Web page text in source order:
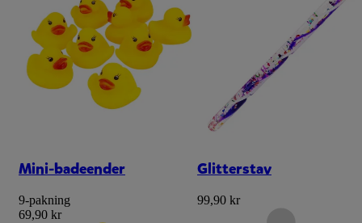
Mini-badeender
9-pakning
69,90 kr
Glitterstav
99,90 kr